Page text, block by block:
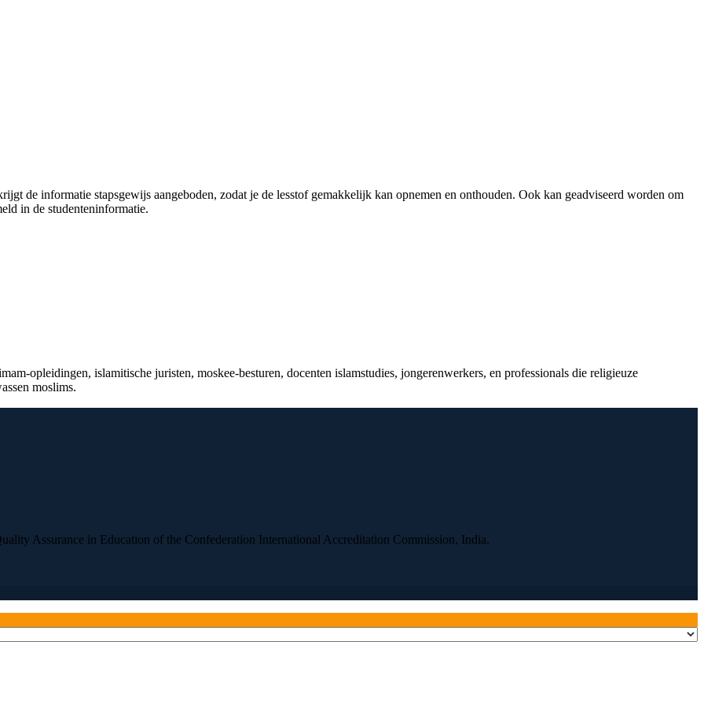
de informatie stapsgewijs aangeboden, zodat je de lesstof gemakkelijk kan opnemen en onthouden. Ook kan geadviseerd worden om
in de studenteninformatie.
islamitische juristen, moskee‑besturen, docenten islamstudies, jongerenwerkers, en professionals die religieuze
moslims.
Assurance in Education of the Confederation International Accreditation Commission, India.